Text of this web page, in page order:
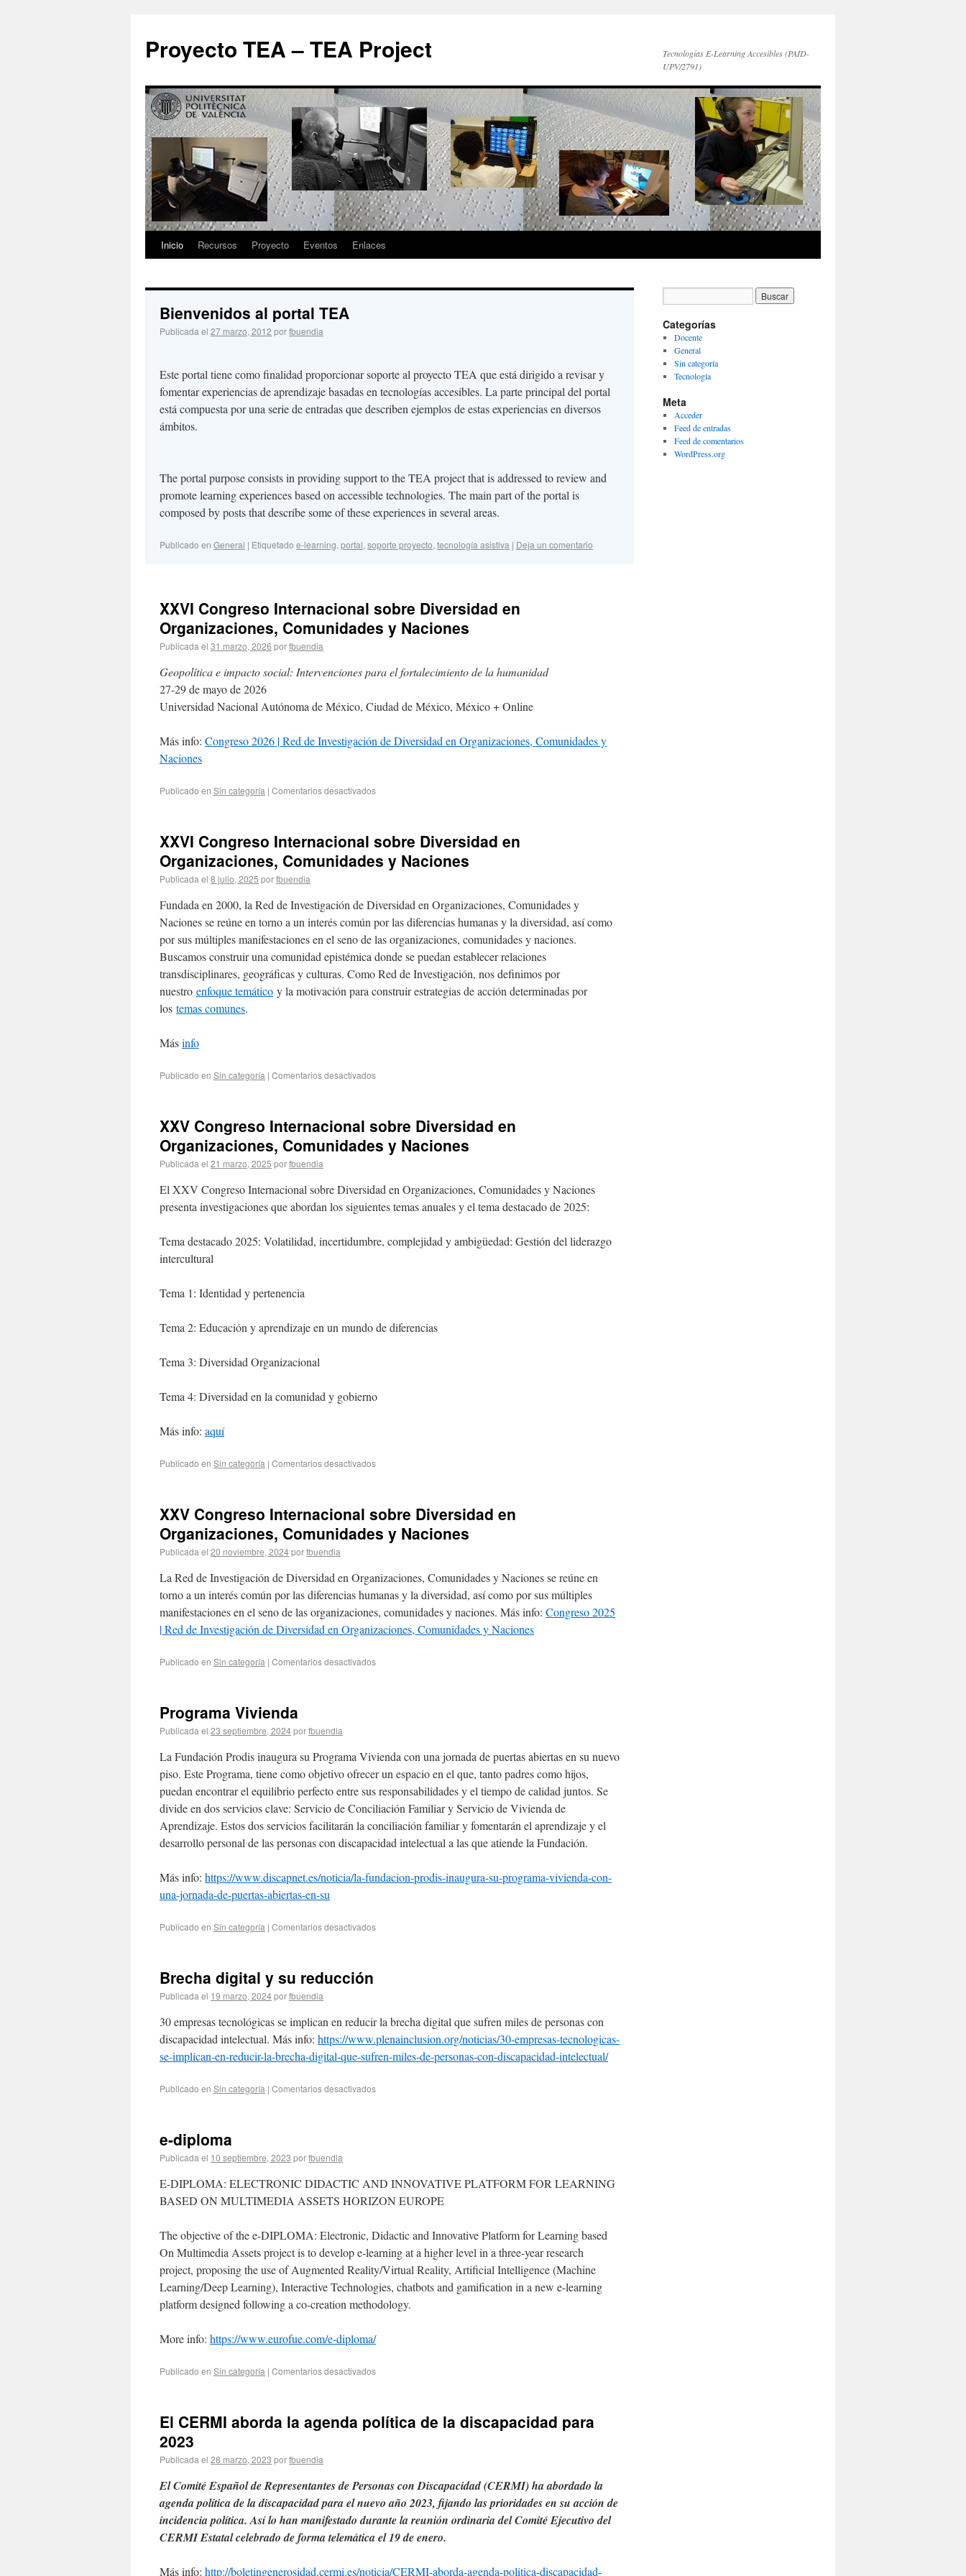
Proyecto TEA – TEA Project
Tecnologías E-Learning Accesibles (PAID-
UPV/2791)
Inicio Recursos Proyecto Eventos Enlaces
Bienvenidos al portal TEA
Publicada el 27 marzo, 2012 porfbuendia
Este portal tiene como finalidad proporcionar soporte al proyecto TEA que está dirigido a revisar y
fomentar experiencias de aprendizaje basadas en tecnologías accesibles. La parte principal del portal
está compuesta por una serie de entradas que describen ejemplos de estas experiencias en diversos
ámbitos.
The portal purpose consists in providing support to the TEA project that is addressed to review and
promote learning experiences based on accessible technologies. The main part of the portal is
composed by posts that describe some of these experiences in several areas.
Publicado en General | Etiquetado e-learning, portal, soporte proyecto, tecnología asistiva | Deja un comentario
XXVI Congreso Internacional sobre Diversidad en
Organizaciones, Comunidades y Naciones
Publicada el 31 marzo, 2026 porfbuendia
Geopolítica e impacto social: Intervenciones para el fortalecimiento de la humanidad
27-29 de mayo de 2026
Universidad Nacional Autónoma de México, Ciudad de México, México + Online
Más info: Congreso 2026 | Red de Investigación de Diversidad en Organizaciones, Comunidades y
Naciones
Publicado en Sin categoría | Comentarios desactivados
XXVI Congreso Internacional sobre Diversidad en
Organizaciones, Comunidades y Naciones
Publicada el 8 julio, 2025 porfbuendia
Fundada en 2000, la Red de Investigación de Diversidad en Organizaciones, Comunidades y
Naciones se reúne en torno a un interés común por las diferencias humanas y la diversidad, así como
por sus múltiples manifestaciones en el seno de las organizaciones, comunidades y naciones.
Buscamos construir una comunidad epistémica donde se puedan establecer relaciones
transdisciplinares, geográficas y culturas. Como Red de Investigación, nos definimos por
nuestro enfoque temático y la motivación para construir estrategias de acción determinadas por
los temas comunes.
Másinfo
Publicado en Sin categoría | Comentarios desactivados
XXV Congreso Internacional sobre Diversidad en
Organizaciones, Comunidades y Naciones
Publicada el 21 marzo, 2025 porfbuendia
El XXV Congreso Internacional sobre Diversidad en Organizaciones, Comunidades y Naciones
presenta investigaciones que abordan los siguientes temas anuales y el tema destacado de 2025:
Tema destacado 2025: Volatilidad, incertidumbre, complejidad y ambigüedad: Gestión del liderazgo
intercultural
Tema 1: Identidad y pertenencia
Tema 2: Educación y aprendizaje en un mundo de diferencias
Tema 3: Diversidad Organizacional
Tema 4: Diversidad en la comunidad y gobierno
Más info: aquí
Publicado en Sin categoría | Comentarios desactivados
XXV Congreso Internacional sobre Diversidad en
Organizaciones, Comunidades y Naciones
Publicada el 20 noviembre, 2024porfbuendia
La Red de Investigación de Diversidad en Organizaciones, Comunidades y Naciones se reúne en
torno a un interés común por las diferencias humanas y la diversidad, así como por sus múltiples
manifestaciones en el seno de las organizaciones, comunidades y naciones. Más info: Congreso 2025
| Red de Investigación de Diversidad en Organizaciones, Comunidades y Naciones
Publicado en Sin categoría | Comentarios desactivados
Programa Vivienda
Publicada el 23 septiembre, 2024porfbuendia
La Fundación Prodis inaugura su Programa Vivienda con una jornada de puertas abiertas en su nuevo
piso. Este Programa, tiene como objetivo ofrecer un espacio en el que, tanto padres como hijos,
puedan encontrar el equilibrio perfecto entre sus responsabilidades y el tiempo de calidad juntos. Se
divide en dos servicios clave: Servicio de Conciliación Familiar y Servicio de Vivienda de
Aprendizaje. Estos dos servicios facilitarán la conciliación familiar y fomentarán el aprendizaje y el
desarrollo personal de las personas con discapacidad intelectual a las que atiende la Fundación.
Más info: https://www.discapnet.es/noticia/la-fundacion-prodis-inaugura-su-programa-vivienda-con-
una-jornada-de-puertas-abiertas-en-su
Publicado en Sin categoría | Comentarios desactivados
Brecha digital y su reducción
Publicada el 19 marzo, 2024porfbuendia
30 empresas tecnológicas se implican en reducir la brecha digital que sufren miles de personas con
discapacidad intelectual. Más info: https://www.plenainclusion.org/noticias/30-empresas-tecnologicas-
se-implican-en-reducir-la-brecha-digital-que-sufren-miles-de-personas-con-discapacidad-intelectual/
Publicado en Sin categoría | Comentarios desactivados
e-diploma
Publicada el 10 septiembre, 2023 porfbuendia
E-DIPLOMA: ELECTRONIC DIDACTIC AND INNOVATIVE PLATFORM FOR LEARNING
BASED ON MULTIMEDIA ASSETS HORIZON EUROPE
The objective of the e-DIPLOMA: Electronic, Didactic and Innovative Platform for Learning based
On Multimedia Assets project is to develop e-learning at a higher level in a three-year research
project, proposing the use of Augmented Reality/Virtual Reality, Artificial Intelligence (Machine
Learning/Deep Learning), Interactive Technologies, chatbots and gamification in a new e-learning
platform designed following a co-creation methodology.
More info: https://www.eurofue.com/e-diploma/
Publicado en Sin categoría | Comentarios desactivados
El CERMI aborda la agenda política de la discapacidad para
2023
Publicada el 28 marzo, 2023 porfbuendia
El Comité Español de Representantes de Personas con Discapacidad (CERMI) ha abordado la
agenda política de la discapacidad para el nuevo año 2023, fijando las prioridades en su acción de
incidencia política. Así lo han manifestado durante la reunión ordinaria del Comité Ejecutivo del
CERMI Estatal celebrado de forma telemática el 19 de enero.
Más info: http://boletingenerosidad.cermi.es/noticia/CERMI-aborda-agenda-politica-discapacidad-
Categorías
Docente
General
Sin categoría
Tecnología
Meta
Acceder
Feed de entradas
Feed de comentarios
WordPress.org